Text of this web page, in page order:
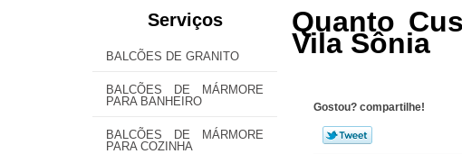
Serviços
BALCÕES DE GRANITO
BALCÕES DE MÁRMORE
PARA BANHEIRO
BALCÕES DE MÁRMORE
PARA COZINHA
Quanto
Vila Sônia
Gostou? compartilhe!